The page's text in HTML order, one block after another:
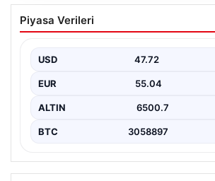
Beşiktaş’tan Mohamed Salah
dev hamle!
Piyasa Verileri
USD 47.72
EUR 55.04
ALTIN 6500.7
BTC 3058897